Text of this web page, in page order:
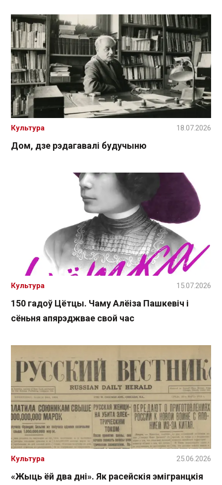
Дом, дзе рэдагавалі будучыню
Культура 18.07.2026
150 гадоў Цётцы. Чаму Алёіза Пашкевіч і
сёньня апярэджвае свой час
Культура 15.07.2026
«Жыць ёй два дні». Як расейскія эмігранцкія
Культура 25.06.2026